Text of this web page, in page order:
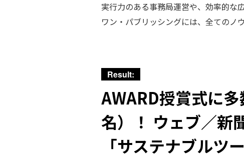
実行力のある事務局運営や、効率的な
ワン・パブリッシングには、全ての
Result:
AWARD授賞式に
名）！ ウェブ／新
「サステナブルツ